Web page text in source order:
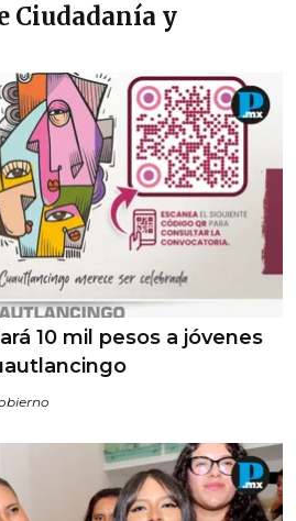
Ciudadanía y
10 mil pesos a jóvenes